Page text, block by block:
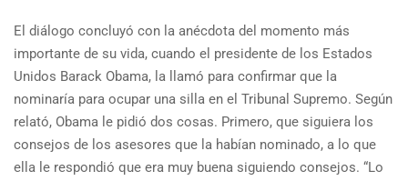
El diálogo concluyó con la anécdota del momento más
importante de su vida, cuando el presidente de los Estados
Unidos Barack Obama, la llamó para confirmar que la
nominaría para ocupar una silla en el Tribunal Supremo. Según
relató, Obama le pidió dos cosas. Primero, que siguiera los
consejos de los asesores que la habían nominado, a lo que
ella le respondió que era muy buena siguiendo consejos. “Lo